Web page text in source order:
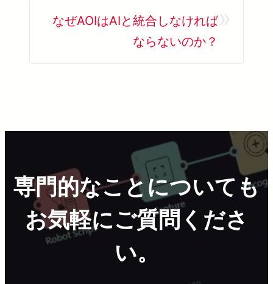
なぜAOIはAIと統合しなければ
ならないのか？
専門的なことについても
お気軽にご質問くださ
い。